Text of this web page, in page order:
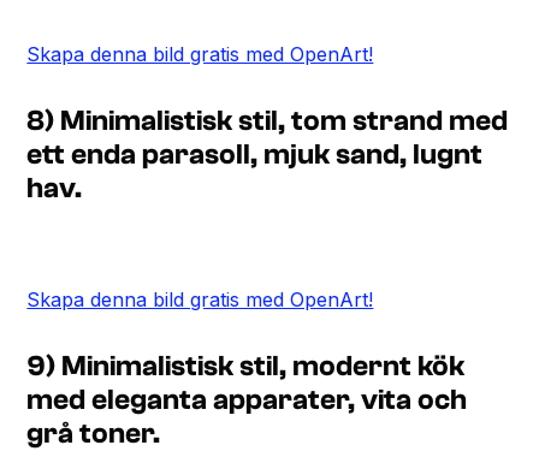
Skapa denna bild gratis med OpenArt!
8) Minimalistisk stil, tom strand med
ett enda parasoll, mjuk sand, lugnt
hav.
Skapa denna bild gratis med OpenArt!
9) Minimalistisk stil, modernt kök
med eleganta apparater, vita och
grå toner.